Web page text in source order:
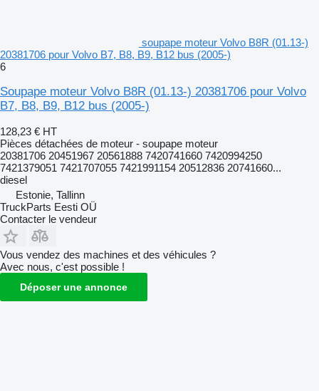
soupape moteur Volvo B8R (01.13-)
20381706 pour Volvo B7, B8, B9, B12 bus (2005-)
6
Soupape moteur Volvo B8R (01.13-) 20381706 pour Volvo
B7, B8, B9, B12 bus (2005-)
128,23 € HT
Pièces détachées de moteur - soupape moteur
20381706 20451967 20561888 7420741660 7420994250
7421379051 7421707055 7421991154 20512836 20741660...
diesel
Estonie, Tallinn
TruckParts Eesti OÜ
Contacter le vendeur
Vous vendez des machines et des véhicules ?
Avec nous, c'est possible !
Déposer une annonce